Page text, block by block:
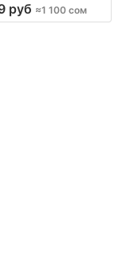
1100 с, поставки для
руб ≈1 100 сом